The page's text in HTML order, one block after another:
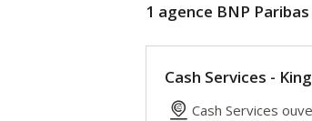
1 agence BNP
Cash Services -
Cash Services